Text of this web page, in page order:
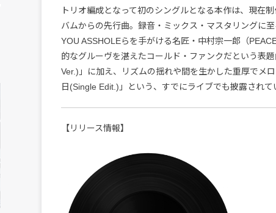
トリオ編成となって初のシングルとなる本作は、現在
バムからの先行曲。録音・ミックス・マスタリングに
YOU ASSHOLEらを手がける名匠・中村宗一郎（
的なグルーヴを湛えたコールド・ファンクだという表
Ver.)」に加え、リズムの揺れや間を生かした重厚でメ
日(Single Edit.)」という、すでにライブでも披露されて
【リリース情報】